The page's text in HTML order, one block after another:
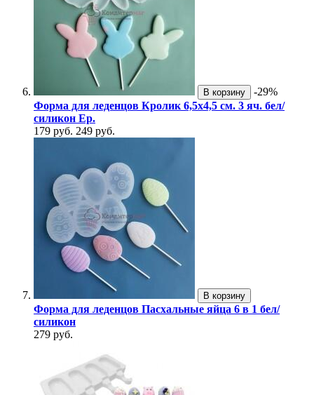
В корзину
-29%
Форма для леденцов Кролик 6,5х4,5 см. 3 яч. бел/
силикон Ер.
179 руб. 249 руб.
В корзину
Форма для леденцов Пасхальные яйца 6 в 1 бел/
силикон
279 руб.